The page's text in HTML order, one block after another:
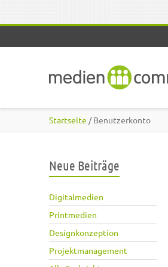
Startseite / Benutzerkonto
Neue Beiträge
Digitalmedien
Printmedien
Designkonzeption
Projektmanagement